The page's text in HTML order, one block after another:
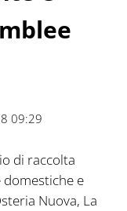
09:29
di raccolta
domestiche e
Nuova, La